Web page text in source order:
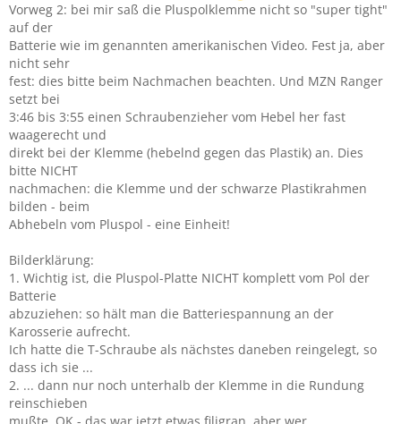
Vorweg 2: bei mir saß die Pluspolklemme nicht so "super tight"
auf der
Batterie wie im genannten amerikanischen Video. Fest ja, aber
nicht sehr
fest: dies bitte beim Nachmachen beachten. Und MZN Ranger
setzt bei
3:46 bis 3:55 einen Schraubenzieher vom Hebel her fast
waagerecht und
direkt bei der Klemme (hebelnd gegen das Plastik) an. Dies
bitte NICHT
nachmachen: die Klemme und der schwarze Plastikrahmen
bilden - beim
Abhebeln vom Pluspol - eine Einheit!
Bilderklärung:
1. Wichtig ist, die Pluspol-Platte NICHT komplett vom Pol der
Batterie
abzuziehen: so hält man die Batteriespannung an der
Karosserie aufrecht.
Ich hatte die T-Schraube als nächstes daneben reingelegt, so
dass ich sie ...
2. ... dann nur noch unterhalb der Klemme in die Rundung
reinschieben